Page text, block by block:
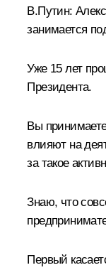
В.Путин:
занимается
Уже 15 лет
Президента.
Вы
влияют на
за такое
Знаю, что
Первый